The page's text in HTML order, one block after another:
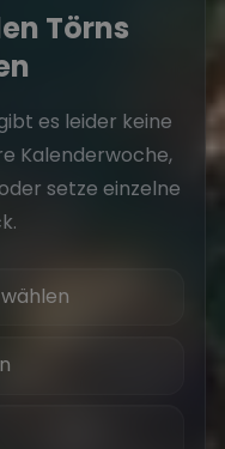
Törns
es leider keine
Kalenderwoche,
setze einzelne